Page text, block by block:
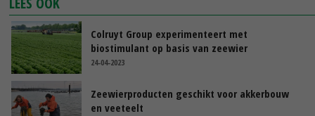
Colruyt Group experimenteert met
biostimulant op basis van zeewier
24-04-2023
Zeewierproducten geschikt voor akkerbouw
en veeteelt